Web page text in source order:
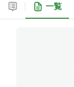
一覧